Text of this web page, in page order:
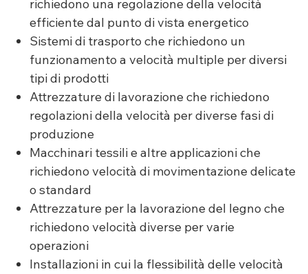
richiedono una regolazione della velocità
efficiente dal punto di vista energetico
Sistemi di trasporto che richiedono un
funzionamento a velocità multiple per diversi
tipi di prodotti
Attrezzature di lavorazione che richiedono
regolazioni della velocità per diverse fasi di
produzione
Macchinari tessili e altre applicazioni che
richiedono velocità di movimentazione delicate
o standard
Attrezzature per la lavorazione del legno che
richiedono velocità diverse per varie
operazioni
Installazioni in cui la flessibilità delle velocità